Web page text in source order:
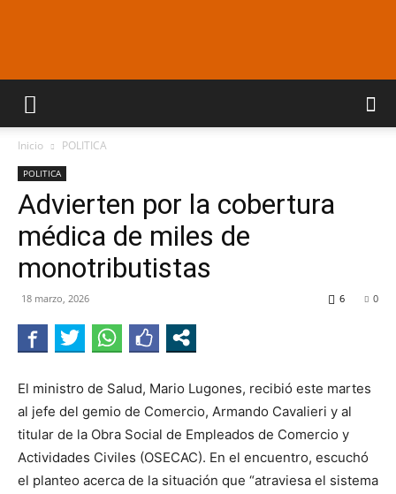
Araucaria
Line
Inicio POLITICA
POLITICA
Advierten por la cobertura
médica de miles de
monotributistas
18 marzo, 2026 0
6
El ministro de Salud, Mario Lugones, recibió este martes
al jefe del gemio de Comercio, Armando Cavalieri y al
titular de la Obra Social de Empleados de Comercio y
Actividades Civiles (OSECAC). En el encuentro, escuchó
el planteo acerca de la situación que “atraviesa el sistema